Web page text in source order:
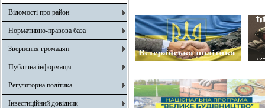
Відомості про район
Нормативно-правова база
Звернення громадян
Публічна інформація
Регуляторна політика
Інвестиційний довідник